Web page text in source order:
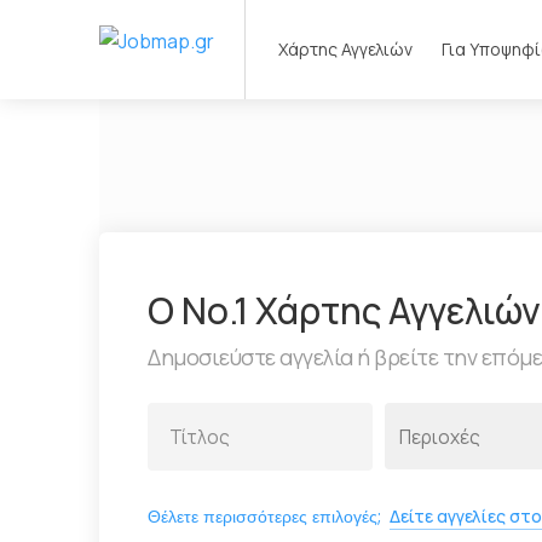
Χάρτης Αγγελιών Για
Ο Νο.1 Χάρτης
Δημοσιεύστε αγγελία ή βρείτε την
Θέλετε περισσότερες επιλογές; Δείτε αγγελίες